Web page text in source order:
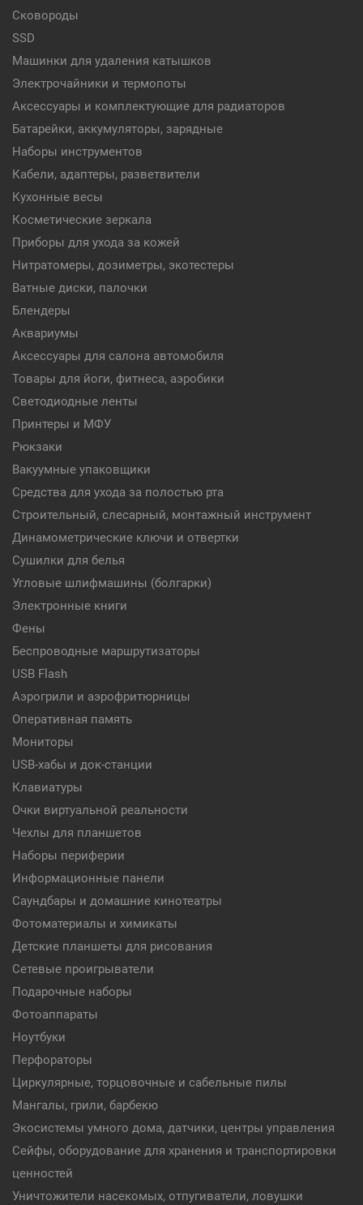
Сковороды
SSD
Машинки для удаления катышков
Электрочайники и термопоты
Аксессуары и комплектующие для радиаторов
Батарейки, аккумуляторы, зарядные
Наборы инструментов
Кабели, адаптеры, разветвители
Кухонные весы
Косметические зеркала
Приборы для ухода за кожей
Нитратомеры, дозиметры, экотестеры
Ватные диски, палочки
Блендеры
Аквариумы
Аксессуары для салона автомобиля
Товары для йоги, фитнеса, аэробики
Светодиодные ленты
Принтеры и МФУ
Рюкзаки
Вакуумные упаковщики
Средства для ухода за полостью рта
Строительный, слесарный, монтажный инструмент
Динамометрические ключи и отвертки
Сушилки для белья
Угловые шлифмашины (болгарки)
Электронные книги
Фены
Беспроводные маршрутизаторы
USB Flash
Аэрогрили и аэрофритюрницы
Оперативная память
Мониторы
USB-хабы и док-станции
Клавиатуры
Очки виртуальной реальности
Чехлы для планшетов
Наборы периферии
Информационные панели
Саундбары и домашние кинотеатры
Фотоматериалы и химикаты
Детские планшеты для рисования
Сетевые проигрыватели
Подарочные наборы
Фотоаппараты
Ноутбуки
Перфораторы
Циркулярные, торцовочные и сабельные пилы
Мангалы, грили, барбекю
Экосистемы умного дома, датчики, центры управления
Сейфы, оборудование для хранения и транспортировки
ценностей
Уничтожители насекомых, отпугиватели, ловушки